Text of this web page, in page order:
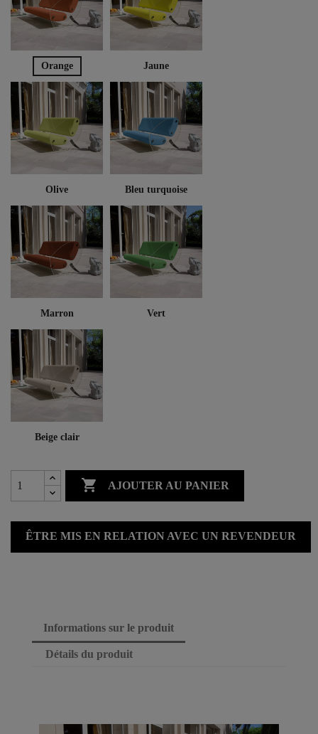
Orange Jaune
Olive Bleu turquoise
Marron Vert
Beige clair
 AJOUTER AU PANIER
ÊTRE MIS EN RELATION AVEC UN REVENDEUR
Informations sur le produit
Détails du produit